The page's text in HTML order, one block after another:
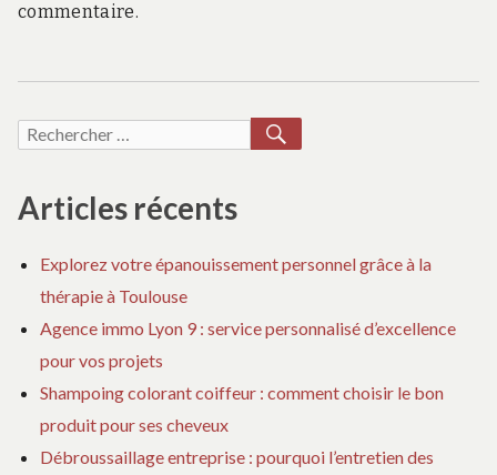
commentaire.
Recherche
Articles récents
Explorez votre épanouissement personnel grâce à la
thérapie à Toulouse
Agence immo Lyon 9 : service personnalisé d’excellence
pour vos projets
Shampoing colorant coiffeur : comment choisir le bon
produit pour ses cheveux
Débroussaillage entreprise : pourquoi l’entretien des